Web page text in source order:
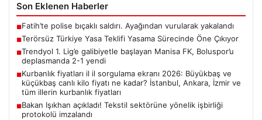
Son Eklenen Haberler
■Fatih’te polise bıçaklı saldırı. Ayağından vurularak yakalandı
■Terörsüz Türkiye Yasa Teklifi Yasama Sürecinde Öne Çıkıyor
■Trendyol 1. Lig’e galibiyetle başlayan Manisa FK, Boluspor’u
deplasmanda 2-1 yendi
■Kurbanlık fiyatları il il sorgulama ekranı 2026: Büyükbaş ve
küçükbaş canlı kilo fiyatı ne kadar? İstanbul, Ankara, İzmir ve
tüm illerin kurbanlık fiyatları
■Bakan Işıkhan açıkladı! Tekstil sektörüne yönelik işbirliği
protokolü imzalandı